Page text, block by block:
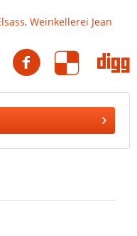
, Weinkellerei Jean